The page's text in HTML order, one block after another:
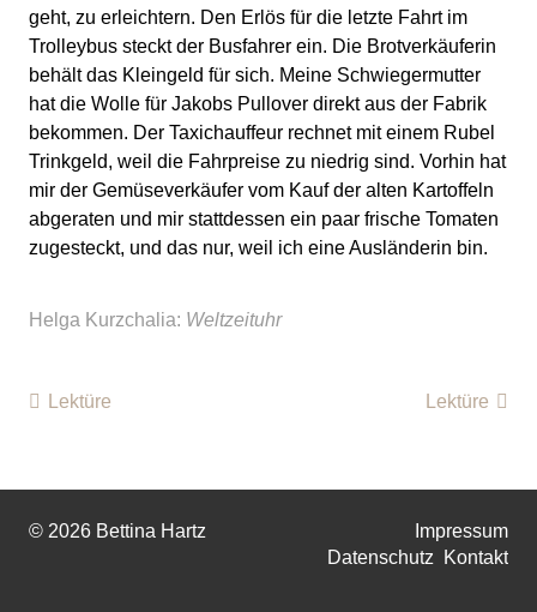
geht, zu erleichtern. Den Erlös für die letzte Fahrt im
Trolleybus steckt der Busfahrer ein. Die Brotverkäuferin
behält das Kleingeld für sich. Meine Schwiegermutter
hat die Wolle für Jakobs Pullover direkt aus der Fabrik
bekommen. Der Taxichauffeur rechnet mit einem Rubel
Trinkgeld, weil die Fahrpreise zu niedrig sind. Vorhin hat
mir der Gemüseverkäufer vom Kauf der alten Kartoffeln
abgeraten und mir stattdessen ein paar frische Tomaten
zugesteckt, und das nur, weil ich eine Ausländerin bin.
Helga Kurzchalia: Weltzeituhr
Lektüre
Lektüre
© 2026 Bettina Hartz
Impressum
Datenschutz
Kontakt